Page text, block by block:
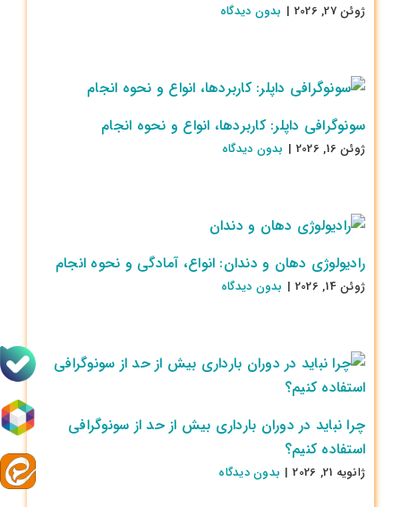
ژوئن 27, 2026 | بدون ديدگاه
سونوگرافی داپلر: کاربردها، انواع و نحوه انجام
ژوئن 16, 2026 | بدون ديدگاه
رادیولوژی دهان و دندان: انواع، آمادگی و نحوه انجام
ژوئن 14, 2026 | بدون ديدگاه
چرا نباید در دوران بارداری بیش از حد از سونوگرافی
استفاده کنیم؟
ژانویه 21, 2026 | بدون ديدگاه